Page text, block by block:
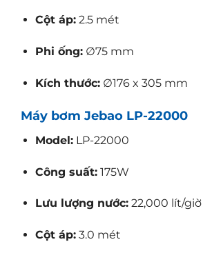
Cột áp:2.5 mét
Phi ống:∅75 mm
Kích thước:∅176 x 305 mm
Máy bơm Jebao LP-22000
Model:LP-22000
Công suất:175W
Lưu lượng nước:22,000 lít/giờ
Cột áp:3.0 mét